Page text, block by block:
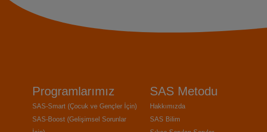
Programlarımız
SAS-Smart (Çocuk ve Gençler İçin)
SAS-Boost (Gelişimsel Sorunlar
SAS Metodu
Hakkımızda
SAS Bilim